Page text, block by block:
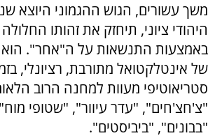
משך עשורים, הגוש ההגמוני היוצא
היהודי ציוני, תיחזק את זהותו
באמצעות התנשאות על ה"אחר".
של אינטלקטואל מתורבת, רציונלי,
סטריאוטיפי מעוות למחנה הרוב
"צ'חצ'חים", "עדר עיוור", "שטופי
"בבונים", "ביביסטים".